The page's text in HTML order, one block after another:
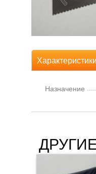
Характеристики
Назначение